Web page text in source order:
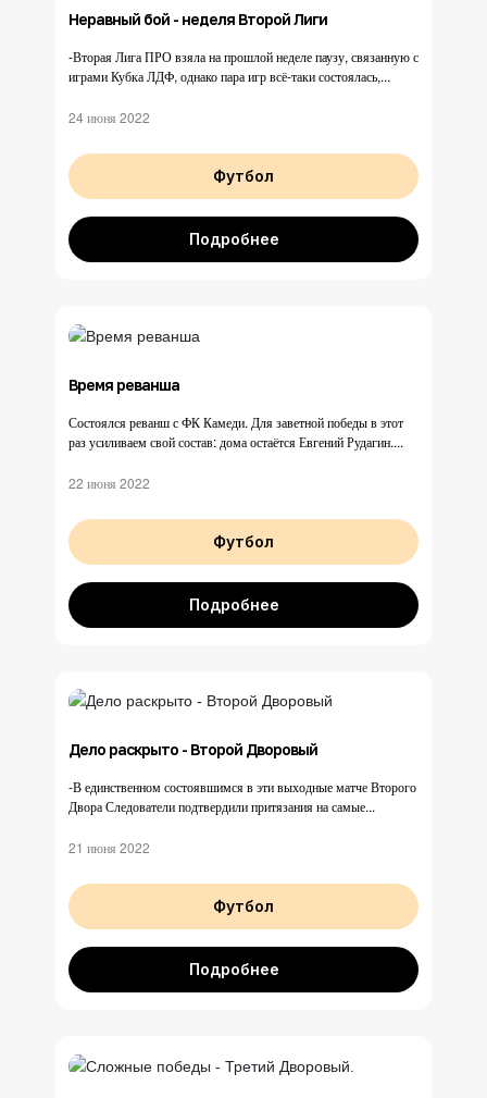
Неравный бой - неделя Второй Лиги
-Вторая Лига ПРО взяла на прошлой неделе паузу, связанную с
играми Кубка ЛДФ, однако пара игр всё-таки состоялась,...
24 июня 2022
Футбол
Подробнее
Время реванша
Состоялся реванш с ФК Камеди. Для заветной победы в этот
раз усиливаем свой состав: дома остаётся Евгений Рудагин....
22 июня 2022
Футбол
Подробнее
Дело раскрыто - Второй Дворовый
-В единственном состоявшимся в эти выходные матче Второго
Двора Следователи подтвердили притязания на самые...
21 июня 2022
Футбол
Подробнее